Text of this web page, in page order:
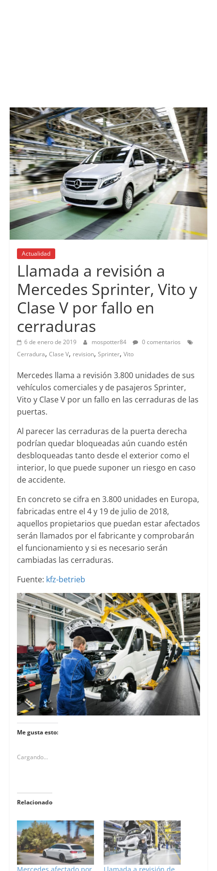
Actualidad
Llamada a revisión a
Mercedes Sprinter, Vito y
Clase V por fallo en
cerraduras
6 de enero de 2019 mospotter84
0 comentarios
Cerradura, Clase V, revision, Sprinter, Vito
Mercedes llama a revisión 3.800 unidades de sus
vehículos comerciales y de pasajeros Sprinter,
Vito y Clase V por un fallo en las cerraduras de las
puertas.
Al parecer las cerraduras de la puerta derecha
podrían quedar bloqueadas aún cuando estén
desbloqueadas tanto desde el exterior como el
interior, lo que puede suponer un riesgo en caso
de accidente.
En concreto se cifra en 3.800 unidades en Europa,
fabricadas entre el 4 y 19 de julio de 2018,
aquellos propietarios que puedan estar afectados
serán llamados por el fabricante y comprobarán
el funcionamiento y si es necesario serán
cambiadas las cerraduras.
Fuente: kfz-betrieb
Me gusta esto:
Cargando...
Relacionado